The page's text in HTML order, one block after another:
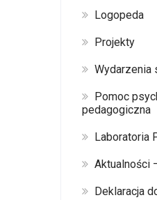
Logopeda
Projekty
Wydarzenia
Pomoc
pedagogiczna
Laboratoria
Aktualności
Deklaracja